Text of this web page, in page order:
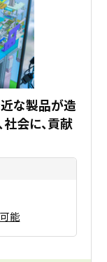
な製品が造
社会に、貢献
能